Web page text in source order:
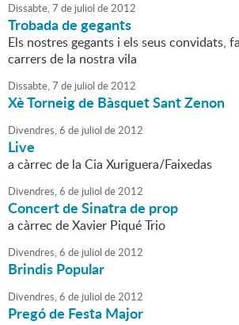
Dissabte,7 de juliol de2012
Trobada de gegants
Els nostres gegants i els seus convidats,
carrers de la nostra vila
Dissabte,7 de juliol de2012
Xè Torneig de Bàsquet Sant Zenon
Divendres,6 de juliol de2012
Live
a càrrec de la Cia Xuriguera/Faixedas
Divendres,6 de juliol de2012
Concert de Sinatra de prop
a càrrec de Xavier Piqué Trio
Divendres,6 de juliol de2012
Brindis Popular
Divendres,6 de juliol de2012
Pregó de Festa Major